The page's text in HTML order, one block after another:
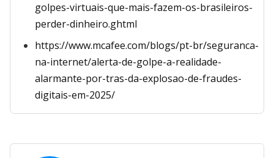
golpes-virtuais-que-mais-fazem-os-brasileiros-
perder-dinheiro.ghtml
https://www.mcafee.com/blogs/pt-br/seguranca-
na-internet/alerta-de-golpe-a-realidade-
alarmante-por-tras-da-explosao-de-fraudes-
digitais-em-2025/